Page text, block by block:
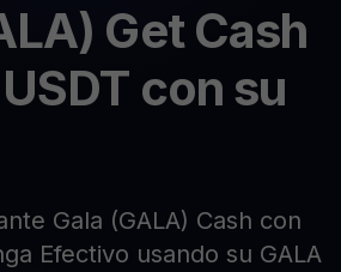
Get Cash
con su
Gala (GALA) Cash con
Efectivo usando su GALA